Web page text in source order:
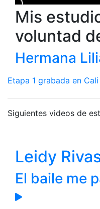
Mis
voluntad
Hermana
Etapa 1 grabada en Cali
Siguientes videos de
Leidy
El baile me